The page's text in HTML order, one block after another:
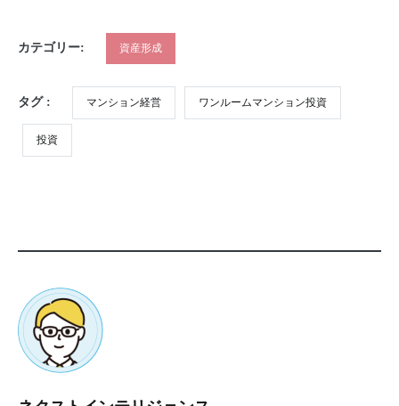
カテゴリー: 資産形成
タグ : マンション経営 ワンルームマンション投資
投資